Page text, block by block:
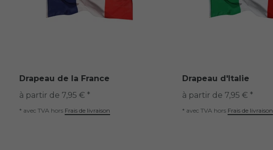
Drapeau de la France
à partir de 7,95 € *
* avec TVA hors Frais de livraison
Drapeau d'Italie
à partir de 7,95 € *
* avec TVA hors Frais de livraison